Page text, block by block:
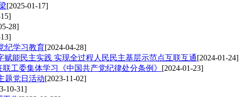
[2025-01-17]
28]
纪学习教育[2024-04-28]
能民主实践 实现全过程人民民主基层示范点互联互通[2024-01-24]
工委集体学习《中国共产党纪律处分条例》 [2024-01-23]
题党日活动[2023-11-02]
10-31]